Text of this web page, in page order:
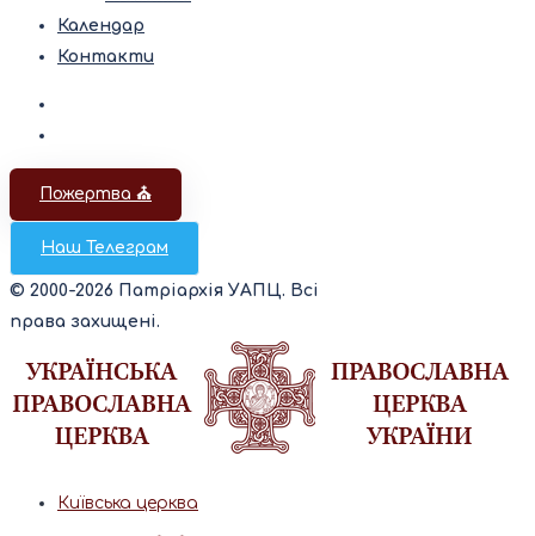
Календар
Контакти
Пожертва ⛪️
Наш Телеграм
© 2000-2026 Патріархія УАПЦ. Всі
права захищені.
Київська церква